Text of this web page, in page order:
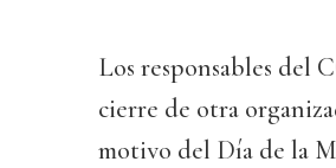
Los responsables del
cierre de otra
motivo del Día de la